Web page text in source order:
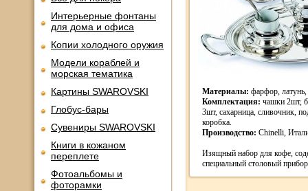
Интерьерные фонтаны
для дома и офиса
Копии холодного оружия
Модели кораблей и
морская тематика
Картины SWAROVSKI
Глобус-бары
Сувениры SWAROVSKI
Книги в кожаном
переплете
Фотоальбомы и
фоторамки
Материалы: фарфор,
Комплектация: чашки 2шт,
3шт, сахарница, сливочник,
коробка.
Производство: Chinelli,
Изящный набор для кофе,
специальный столовый